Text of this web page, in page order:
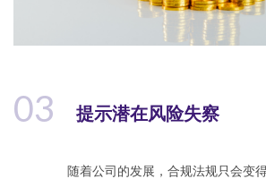
03 提示潜在风险失察
随着公司的发展，合规法规只会变